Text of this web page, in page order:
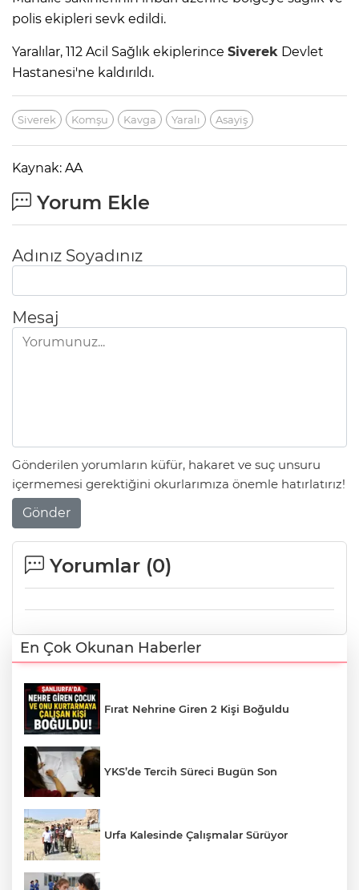
polis ekipleri sevk edildi.
Yaralılar, 112 Acil Sağlık ekiplerince Siverek Devlet
Hastanesi'ne kaldırıldı.
Siverek Komşu Kavga Yaralı Asayiş
Kaynak: AA
Yorum Ekle
Adınız Soyadınız
Mesaj
Gönderilen yorumların küfür, hakaret ve suç unsuru
içermemesi gerektiğini okurlarımıza önemle hatırlatırız!
Gönder
Yorumlar (0)
En Çok Okunan Haberler
Fırat Nehrine Giren 2 Kişi Boğuldu
YKS’de Tercih Süreci Bugün Son
Urfa Kalesinde Çalışmalar Sürüyor